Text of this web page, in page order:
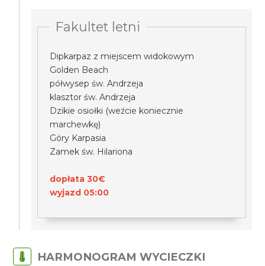
Fakultet letni
Dipkarpaz z miejscem widokowym
Golden Beach
półwysep św. Andrzeja
klasztor św. Andrzeja
Dzikie osiołki (weźcie koniecznie
marchewkę)
Góry Karpasia
Zamek św. Hilariona
dopłata 30€
wyjazd 05:00
HARMONOGRAM WYCIECZKI